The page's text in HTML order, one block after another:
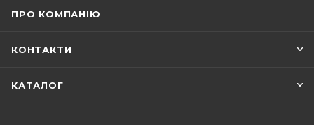
ПРО КОМПАНІЮ
КОНТАКТИ
КАТАЛОГ